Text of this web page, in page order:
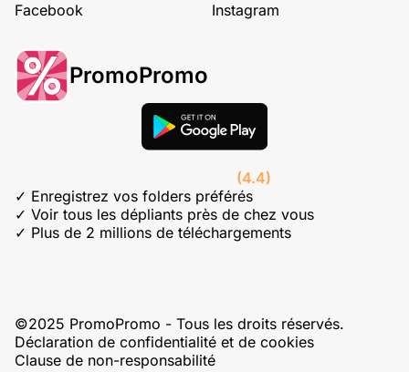
Facebook
Instagram
PromoPromo
(4.4)
✓ Enregistrez vos folders préférés
✓ Voir tous les dépliants près de chez vous
✓ Plus de 2 millions de téléchargements
©2025 PromoPromo - Tous les droits réservés.
Déclaration de confidentialité et de cookies
Clause de non-responsabilité